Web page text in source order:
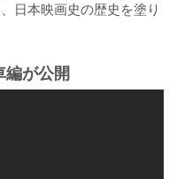
日本映画史の歴史を塗り
編が公開